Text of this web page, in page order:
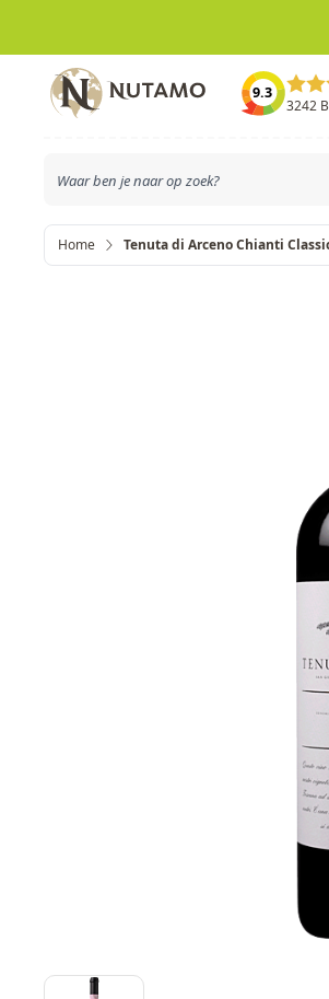
Ga naar de inhoud
9.3
3242
Home Tenuta di Arceno Chianti